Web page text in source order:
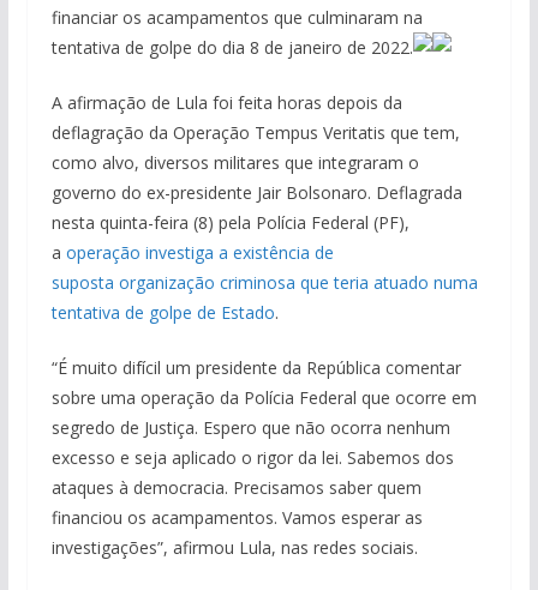
financiar os acampamentos que culminaram na
tentativa de golpe do dia 8 de janeiro de 2022.
A afirmação de Lula foi feita horas depois da
deflagração da Operação Tempus Veritatis que tem,
como alvo, diversos militares que integraram o
governo do ex-presidente Jair Bolsonaro. Deflagrada
nesta quinta-feira (8) pela Polícia Federal (PF),
a operação investiga a existência de
suposta organização criminosa que teria atuado numa
tentativa de golpe de Estado.
“É muito difícil um presidente da República comentar
sobre uma operação da Polícia Federal que ocorre em
segredo de Justiça. Espero que não ocorra nenhum
excesso e seja aplicado o rigor da lei. Sabemos dos
ataques à democracia. Precisamos saber quem
financiou os acampamentos. Vamos esperar as
investigações”, afirmou Lula, nas redes sociais.